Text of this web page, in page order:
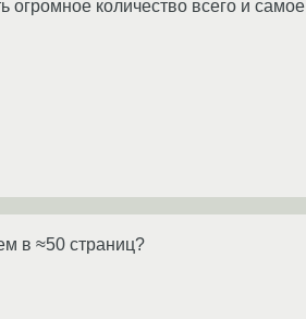
количество всего и самое
в ≈50 страниц?